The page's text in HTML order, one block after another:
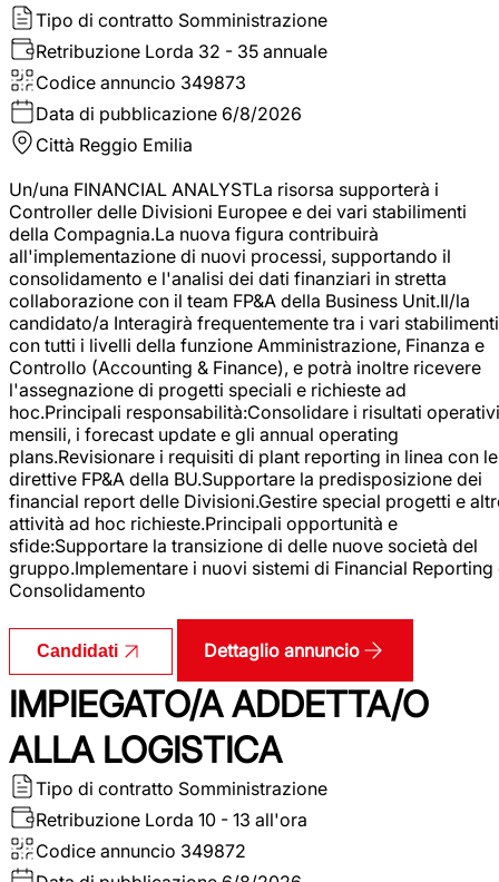
Tipo di contratto Somministrazione
Retribuzione Lorda 32 - 35 annuale
Codice annuncio 349873
Data di pubblicazione 6/8/2026
Città Reggio Emilia
Un/una FINANCIAL ANALYSTLa risorsa supporterà i
Controller delle Divisioni Europee e dei vari stabilimenti
della Compagnia.La nuova figura contribuirà
all'implementazione di nuovi processi, supportando il
consolidamento e l'analisi dei dati finanziari in stretta
collaborazione con il team FP&A della Business Unit.Il/la
candidato/a Interagirà frequentemente tra i vari stabilimenti
con tutti i livelli della funzione Amministrazione, Finanza e
Controllo (Accounting & Finance), e potrà inoltre ricevere
l'assegnazione di progetti speciali e richieste ad
hoc.Principali responsabilità:Consolidare i risultati operativi
mensili, i forecast update e gli annual operating
plans.Revisionare i requisiti di plant reporting in linea con le
direttive FP&A della BU.Supportare la predisposizione dei
financial report delle Divisioni.Gestire special progetti e
attività ad hoc richieste.Principali opportunità e
sfide:Supportare la transizione di delle nuove società del
gruppo.Implementare i nuovi sistemi di Financial Reporting
Consolidamento
Candidati Dettaglio annuncio
IMPIEGATO/A ADDETTA/O
ALLA LOGISTICA
Tipo di contratto Somministrazione
Retribuzione Lorda 10 - 13 all'ora
Codice annuncio 349872